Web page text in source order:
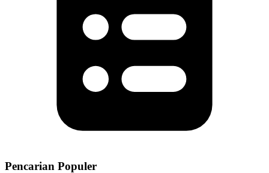
Pencarian Populer